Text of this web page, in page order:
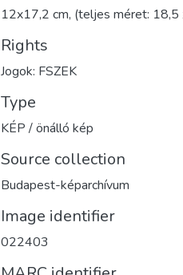
12x17,2 cm, (teljes méret: 18,5
Rights
Jogok: FSZEK
Type
KÉP / önálló kép
Source collection
Budapest-képarchívum
Image identifier
022403